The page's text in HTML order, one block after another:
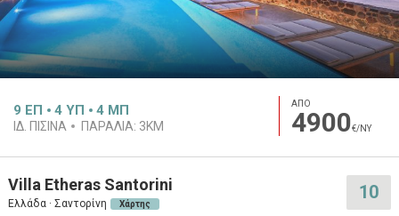
9 ΕΠ 4 ΥΠ 4 ΜΠ
ΙΔ. ΠΙΣΊΝΑ ΠΑΡΑΛΊΑ: 3KM
ΑΠΟ
4900€/ΝΥ
Villa Etheras Santorini
Ελλάδα · Σαντορίνη Χάρτης
10